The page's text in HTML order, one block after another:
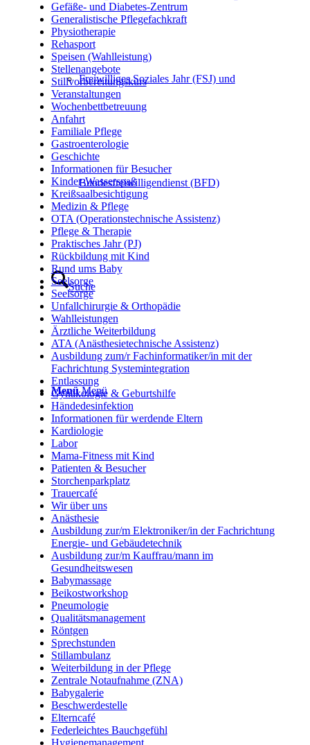
Freiwilliges Soziales Jahr (FSJ) und
Bundesfreiwilligendienst (BFD)
Suche
Menü Menü
Gefäße- und Diabetes-Zentrum
Generalistische Pflegefachkraft
Physiotherapie
Rehasport
Speisen (Wahlleistung)
Stellenangebote
Stillvorbereitungskurs
Veranstaltungen
Wochenbettbetreuung
Anfahrt
Familiale Pflege
Gastroenterologie
Geschichte
Informationen für Besucher
Kinder-Wasserspaß
Kreißsaalbesichtigung
Medizin & Pflege
OTA (Operationstechnische Assistenz)
Pflege & Therapie
Praktisches Jahr (PJ)
Rückbildung mit Kind
Rund ums Baby
Seelsorge
Seelsorge
Unfallchirurgie & Orthopädie
Wahlleistungen
Ärztliche Weiterbildung
ATA (Anästhesietechnische Assistenz)
Ausbildung zum/r Fachinformatiker/in mit der
Fachrichtung Systemintegration
Entlassung
Gynäkologie & Geburtshilfe
Händedesinfektion
Informationen für werdende Eltern
Kardiologie
Labor
Mama-Fitness mit Kind
Patienten & Besucher
Storchenparkplatz
Trauercafé
Wir über uns
Anästhesie
Ausbildung zur/m Elektroniker/in der Fachrichtung
Energie- und Gebäudetechnik
Ausbildung zur/m Kauffrau/mann im
Gesundheitswesen
Babymassage
Beikostworkshop
Pneumologie
Qualitätsmanagement
Röntgen
Sprechstunden
Stillambulanz
Weiterbildung in der Pflege
Zentrale Notaufnahme (ZNA)
Babygalerie
Beschwerdestelle
Elterncafé
Federleichtes Bauchgefühl